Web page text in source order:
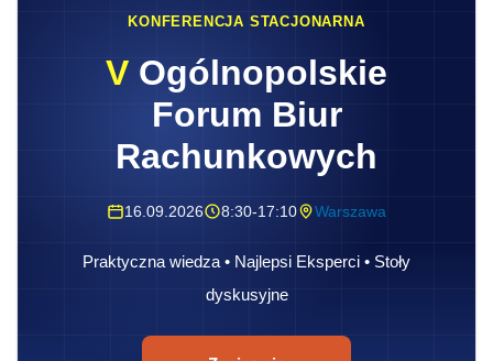
KONFERENCJA STACJONARNA
V Ogólnopolskie
Forum Biur
Rachunkowych
16.09.2026 8:30-17:10 Warszawa
Praktyczna wiedza • Najlepsi Eksperci • Stoły
dyskusyjne